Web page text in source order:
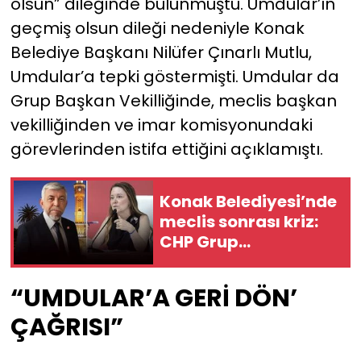
geçmiş olsun dileği nedeniyle Konak
Belediye Başkanı Nilüfer Çınarlı Mutlu,
Umdular’a tepki göstermişti. Umdular da
Grup Başkan Vekilliğinde, meclis başkan
vekilliğinden ve imar komisyonundaki
görevlerinden istifa ettiğini açıklamıştı.
Konak Belediyesi’nde
meclis sonrası kriz:
CHP Grup
Başkanvekili
Umdular istifa etti
“UMDULAR’A GERİ DÖN’
ÇAĞRISI”